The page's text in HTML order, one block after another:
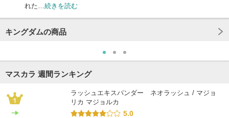
れた… 続きを読む
キングダムの商品
マスカラ 週間ランキング
ラッシュエキスパンダー ネオラッシュ / マジョ
リカ マジョルカ
5.0